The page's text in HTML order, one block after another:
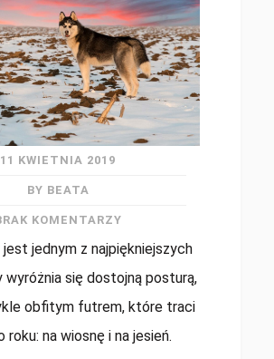
11 KWIETNIA 2019
BY BEATA
KOMENTARZY
jest jednym z najpiękniejszych
wyróżnia się dostojną posturą,
obfitym futrem, które traci
roku: na wiosnę i na jesień.